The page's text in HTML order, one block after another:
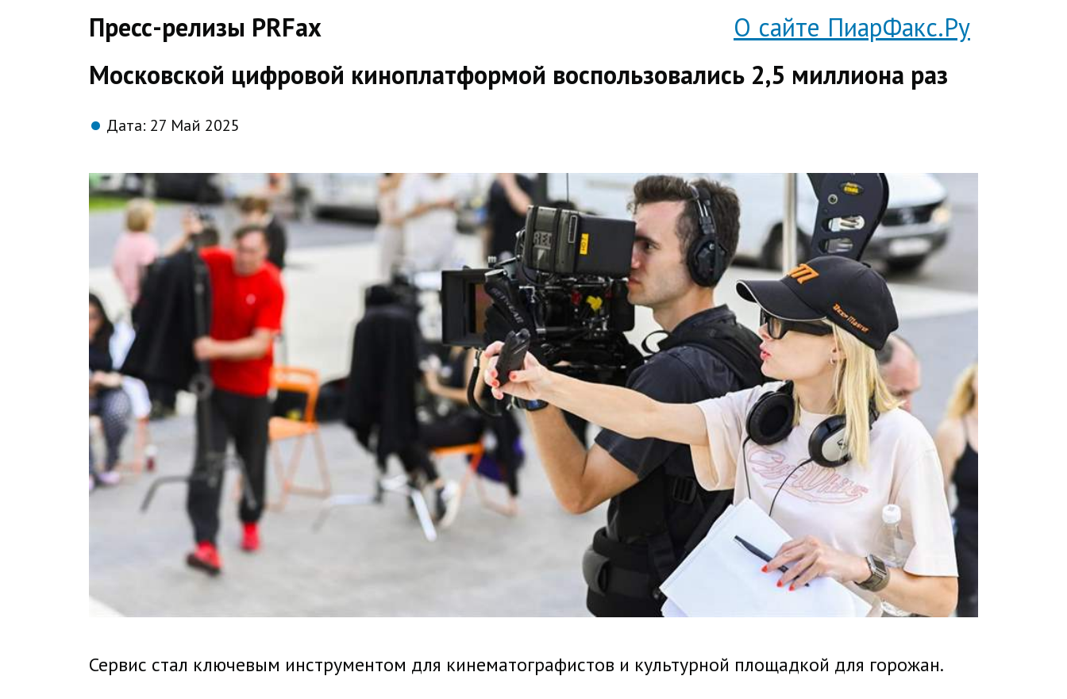
Пресс-релизы PRFax
О сайте ПиарФакс.Ру
Московской цифровой киноплатформой воспользовались 2,5 миллиона раз
Дата: 27 Май 2025
Сервис стал ключевым инструментом для кинематографистов и культурной площадкой для горожан.